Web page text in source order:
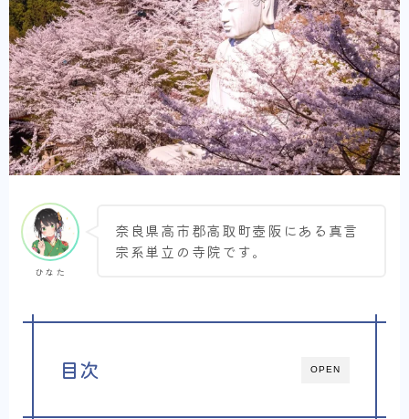
ひなた
奈良県高市郡高取町壺阪にある真言
宗系単立の寺院です。
OPEN
目次